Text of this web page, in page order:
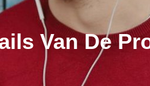
Van De